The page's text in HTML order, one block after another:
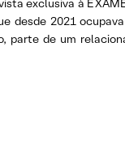
exclusiva à
desde 2021
parte de um